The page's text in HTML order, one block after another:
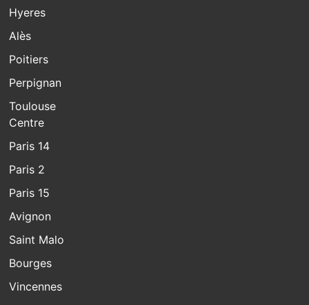
Hyeres
Alès
Poitiers
Perpignan
Toulouse
Centre
Paris 14
Paris 2
Paris 15
Avignon
Saint Malo
Bourges
Vincennes